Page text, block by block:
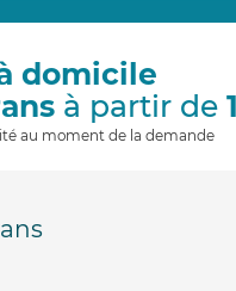
domicile
à partir de
au moment de la demande